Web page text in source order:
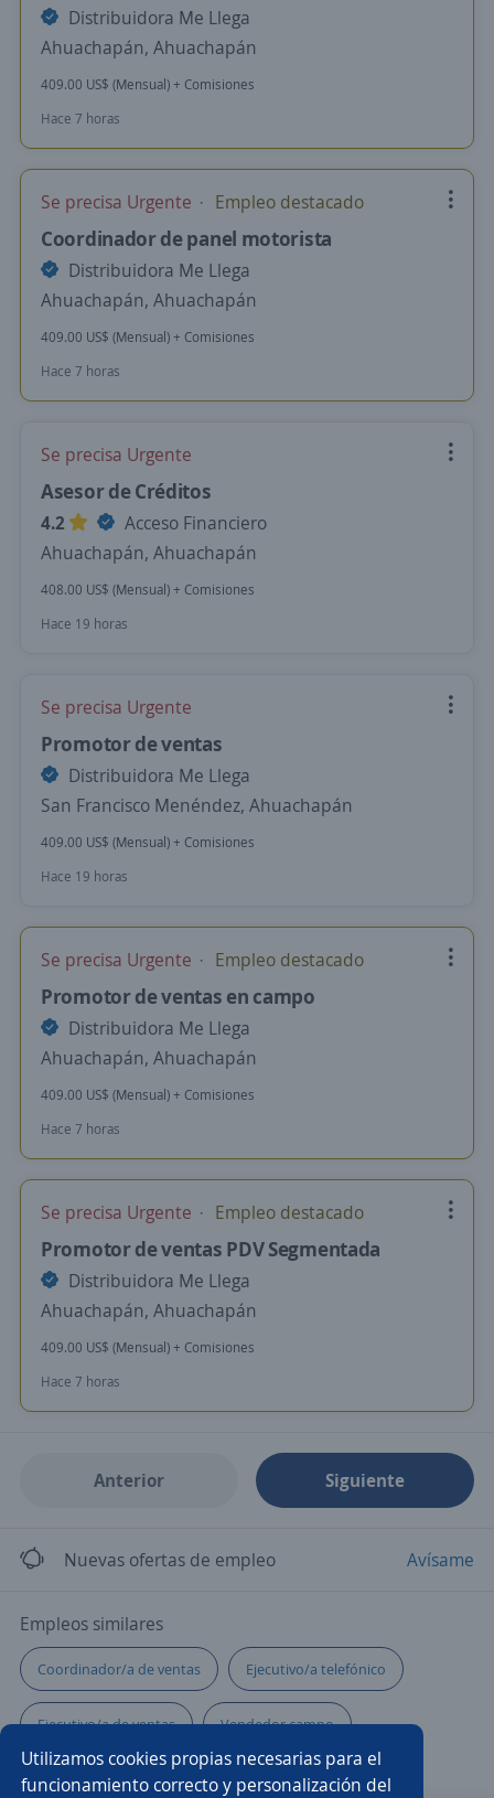
Utilizamos cookies propias necesarias para el
funcionamiento correcto y personalización del
Distribuidora Me Llega
Ahuachapán, Ahuachapán
409.00 US$ (Mensual) + Comisiones
Hace 7 horas
Se precisa Urgente Empleo destacado
Coordinador de panel motorista
Distribuidora Me Llega
Ahuachapán, Ahuachapán
409.00 US$ (Mensual) + Comisiones
Hace 7 horas
Se precisa Urgente
Asesor de Créditos
4.2
Acceso Financiero
Ahuachapán, Ahuachapán
408.00 US$ (Mensual) + Comisiones
Hace 19 horas
Se precisa Urgente
Promotor de ventas
Distribuidora Me Llega
San Francisco Menéndez, Ahuachapán
409.00 US$ (Mensual) + Comisiones
Hace 19 horas
Se precisa Urgente Empleo destacado
Promotor de ventas en campo
Distribuidora Me Llega
Ahuachapán, Ahuachapán
409.00 US$ (Mensual) + Comisiones
Hace 7 horas
Se precisa Urgente Empleo destacado
Promotor de ventas PDV Segmentada
Distribuidora Me Llega
Ahuachapán, Ahuachapán
409.00 US$ (Mensual) + Comisiones
Hace 7 horas
Anterior Siguiente
Nuevas ofertas de empleo Avísame
Empleos similares
Coordinador/a de ventas Ejecutivo/a telefónico
Ejecutivo/a de ventas Vendedor campo
Ejecutivo/a comercial Chófer vendedor al detalle